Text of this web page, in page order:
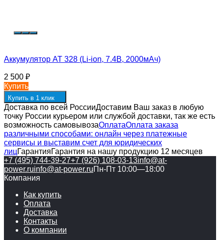
Аккумулятор AT 328 (Li-ion, 7.4В, 2000мАч)
2 500 ₽
Купить
Купить в 1 клик
Доставка по всей РоссииДоставим Ваш заказ в любую
точку России курьером или службой доставки, так же есть
возможность самовывозаОплатаОплата заказа
различными способами: онлайн через платежные
сервисы и выставим счет для юридических
лицГарантияГарантия на нашу продукцию 12 месяцев
+7 (495) 744-39-27+7 (926) 108-03-13info@at-
power.ruinfo@at-power.ruПн-Пт 10:00—18:00
Компания
Как купить
Оплата
Доставка
Контакты
О компании